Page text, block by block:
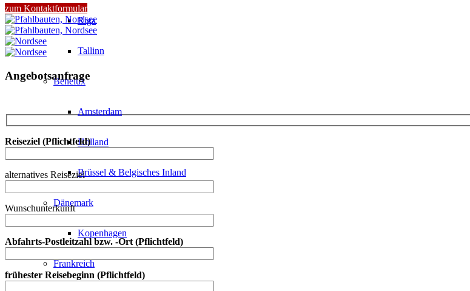
Riga
Tallinn
Benelux
Amsterdam
Holland
Brüssel & Belgisches Inland
Dänemark
Kopenhagen
Frankreich
zum Kontaktformular
Angebotsanfrage
Reiseziel (Pflichtfeld)
alternatives Reiseziel
Wunschunterkunft
Abfahrts-Postleitzahl bzw. -Ort (Pflichtfeld)
frühester Reisebeginn (Pflichtfeld)